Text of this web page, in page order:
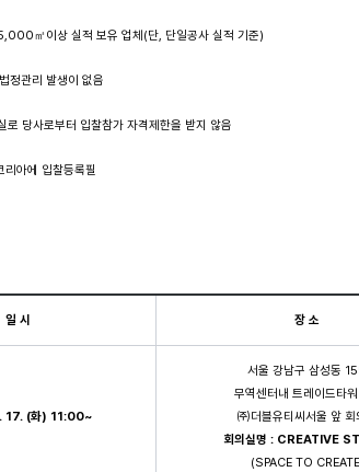
㎡이상 실적 보유 업체(단, 단일공사 실적 기준)
정관리 발생이 없음
당사로부터 입찰참가 자격제한을 받지 않음
아에 입찰등록필
일 시 장 소
17. (화) 11:00~
서울 강남구 삼성동
무역센터내 트레이드타
㈜더블유티씨서울 앞 회
회의실명: CREATIVE
(SPACE TO